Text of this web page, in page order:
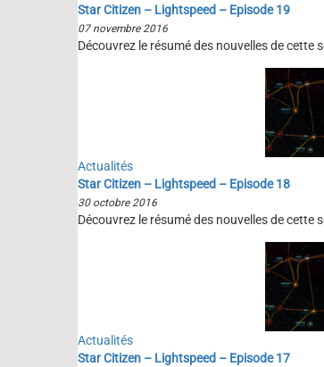
Star Citizen – Lightspeed – Episode 19
07 novembre 2016
Découvrez le résumé des nouvelles de cette
Actualités
Star Citizen – Lightspeed – Episode 18
30 octobre 2016
Découvrez le résumé des nouvelles de cette
Actualités
Star Citizen – Lightspeed – Episode 17